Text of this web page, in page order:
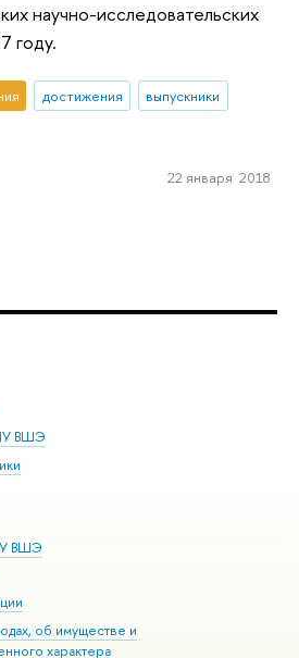
научно-исследовательских
году.
достижения
выпускники
22 января 2018
ВШЭ
ВШЭ
об имуществе и
характера